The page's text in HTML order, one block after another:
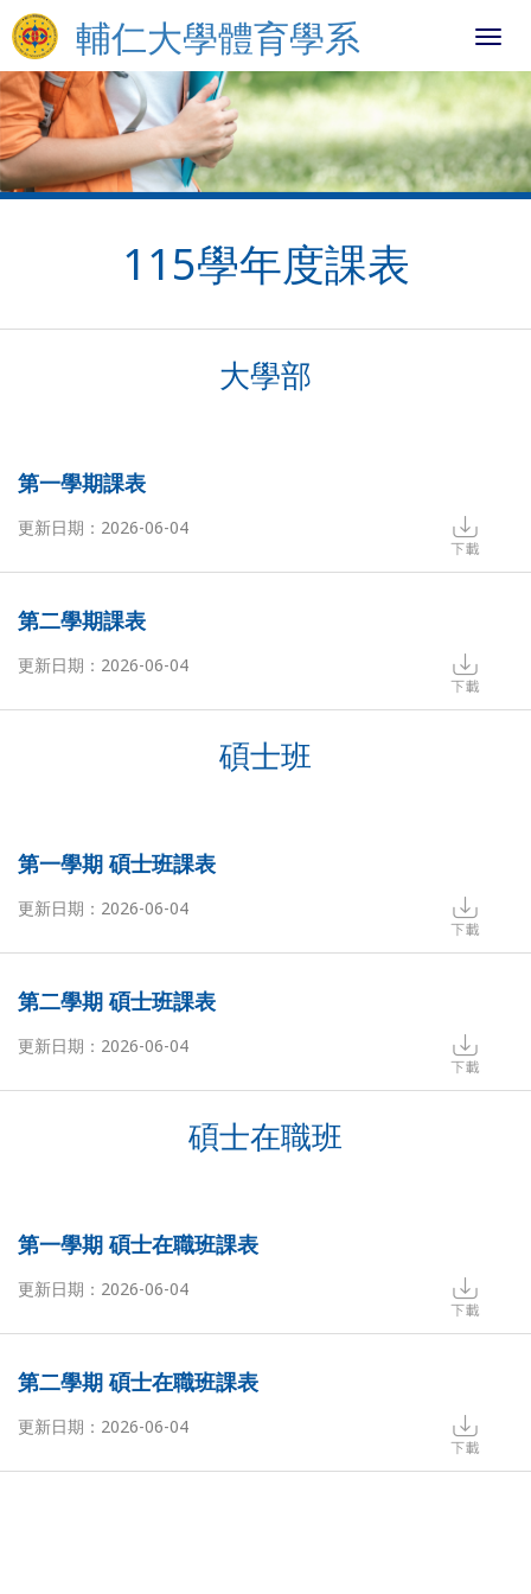
輔仁大學體育學系
115學年度課表
大學部
第一學期課表
更新日期：2026-06-04
第二學期課表
更新日期：2026-06-04
碩士班
第一學期 碩士班課表
更新日期：2026-06-04
第二學期 碩士班課表
更新日期：2026-06-04
碩士在職班
第一學期 碩士在職班課表
更新日期：2026-06-04
第二學期 碩士在職班課表
更新日期：2026-06-04